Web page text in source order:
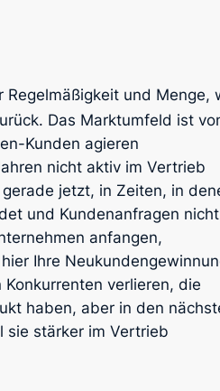
und Menge,
Das Marktumfeld ist
Kunden agieren
nicht aktiv im Vertrieb
jetzt, in Zeiten, in
und Kundenanfragen nicht
anfangen,
Ihre
verlieren, die
haben, aber in den
sie stärker im Vertrieb